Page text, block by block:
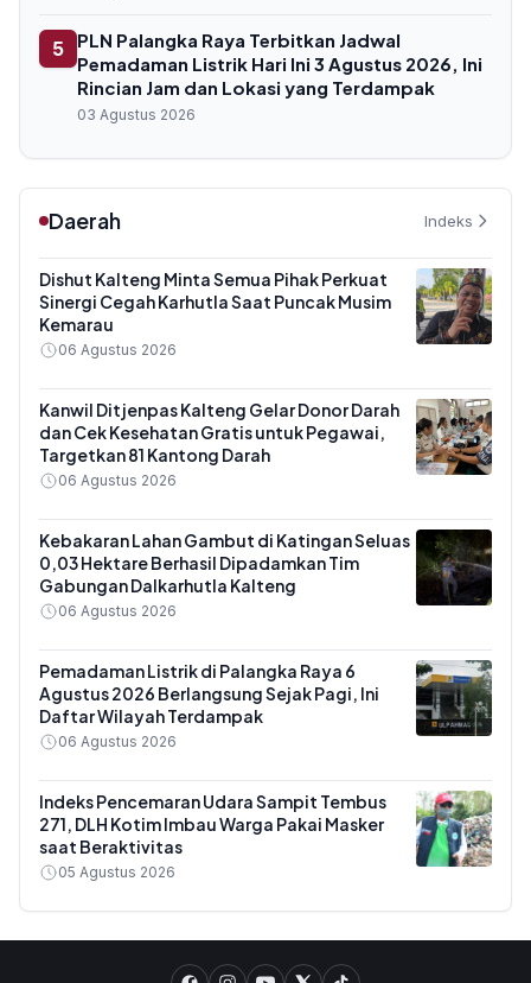
5
PLN Palangka Raya Terbitkan Jadwal
Pemadaman Listrik Hari Ini 3 Agustus 2026, Ini
Rincian Jam dan Lokasi yang Terdampak
03 Agustus 2026
Daerah Indeks
Dishut Kalteng Minta Semua Pihak Perkuat
Sinergi Cegah Karhutla Saat Puncak Musim
Kemarau
06 Agustus 2026
Kanwil Ditjenpas Kalteng Gelar Donor Darah
dan Cek Kesehatan Gratis untuk Pegawai,
Targetkan 81 Kantong Darah
06 Agustus 2026
Kebakaran Lahan Gambut di Katingan Seluas
0,03 Hektare Berhasil Dipadamkan Tim
Gabungan Dalkarhutla Kalteng
06 Agustus 2026
Pemadaman Listrik di Palangka Raya 6
Agustus 2026 Berlangsung Sejak Pagi, Ini
Daftar Wilayah Terdampak
06 Agustus 2026
Indeks Pencemaran Udara Sampit Tembus
271, DLH Kotim Imbau Warga Pakai Masker
saat Beraktivitas
05 Agustus 2026